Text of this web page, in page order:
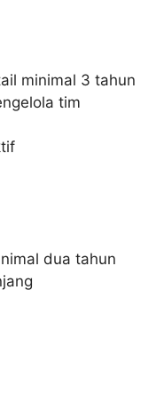
minimal 3 tahun
tim
dua tahun